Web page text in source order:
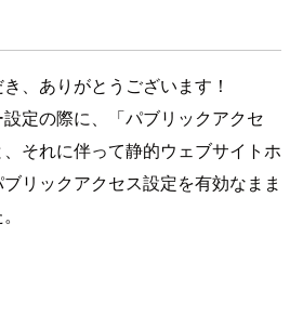
、ありがとうございます！
定の際に、「パブリックアクセ
それに伴って静的ウェブサイトホ
リックアクセス設定を有効なまま